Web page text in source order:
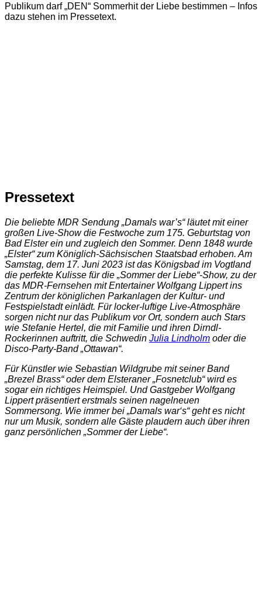
Publikum darf „DEN“ Sommerhit der Liebe bestimmen – Infos
dazu stehen im Pressetext.
Pressetext
Die beliebte MDR Sendung „Damals war’s“ läutet mit einer
großen Live-Show die Festwoche zum 175. Geburtstag von
Bad Elster ein und zugleich den Sommer. Denn 1848 wurde
„Elster“ zum Königlich-Sächsischen Staatsbad erhoben. Am
Samstag, dem 17. Juni 2023 ist das Königsbad im Vogtland
die perfekte Kulisse für die „Sommer der Liebe“-Show, zu der
das MDR-Fernsehen mit Entertainer Wolfgang Lippert ins
Zentrum der königlichen Parkanlagen der Kultur- und
Festspielstadt einlädt. Für locker-luftige Live-Atmosphäre
sorgen nicht nur das Publikum vor Ort, sondern auch Stars
wie Stefanie Hertel, die mit Familie und ihren Dirndl-
Rockerinnen auftritt, die Schwedin Julia Lindholm oder die
Disco-Party-Band „Ottawan“.
Für Künstler wie Sebastian Wildgrube mit seiner Band
„Brezel Brass“ oder dem Elsteraner „Fosnetclub“ wird es
sogar ein richtiges Heimspiel. Und Gastgeber Wolfgang
Lippert präsentiert erstmals seinen nagelneuen
Sommersong. Wie immer bei „Damals war‘s“ geht es nicht
nur um Musik, sondern alle Gäste plaudern auch über ihren
ganz persönlichen „Sommer der Liebe“.